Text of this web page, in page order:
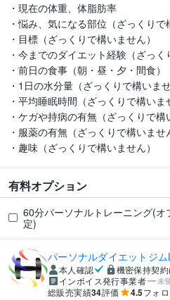
・現在の体重、体脂肪率
・悩み、気になる部位（ざっくりで
・目標（ざっくりで構いません）
・今までのダイエット経験（ざっく
・前日の食事（朝・昼・夕・間食）
・1日の水分量（ざっくりで構いませ
・平均睡眠時間（ざっくりで構いま
・ケガや持病の有無（ざっくりで構
・服薬の有無（ざっくりで構いませ
・趣味（ざっくりで構いません）
有料オプション
60分パーソナルトレーニング(オ
定)
パーソナルダイエットジ
本人確認
機密保持契
インボイス発行事業者
未
総販売実績34評価 4.5フォ